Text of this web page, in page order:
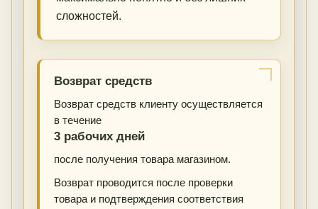
сложностей.
Возврат средств
Возврат средств клиенту осуществляется
в течение
3 рабочих дней
после получения товара магазином.
Возврат проводится после проверки
товара и подтверждения соответствия